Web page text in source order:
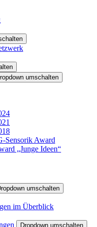
umschalten
Sensorik Award
„Junge Ideen“
umschalten
im Überblick
Dropdown umschalten